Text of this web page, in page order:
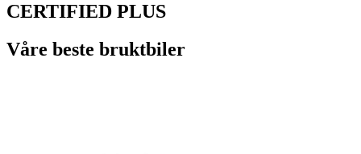
CERTIFIED PLUS
Våre beste bruktbiler